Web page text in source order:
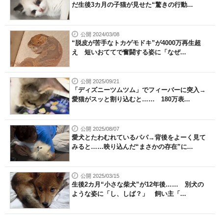
だ生後3カ月の子猫が見せた“驚きの行動...
公開 2024/03/08
“脱皮が苦手なトカゲモドキ”が4000万再生超
え 短いおててで奮闘する姿に「なぜ...
公開 2025/09/21
「ディズニーツムツム」でフィーバーに突入→
愛猫がスッと割り込むと…… 180万表...
公開 2025/08/07
愛犬とたわむれているパパ→背後をよーく見て
みると……映り込んだ“まさかの存在”に...
公開 2025/03/15
生後2カ月“小さな柴犬”が12年後…… 別犬の
ような姿に「し、しば？」 飼い主「...